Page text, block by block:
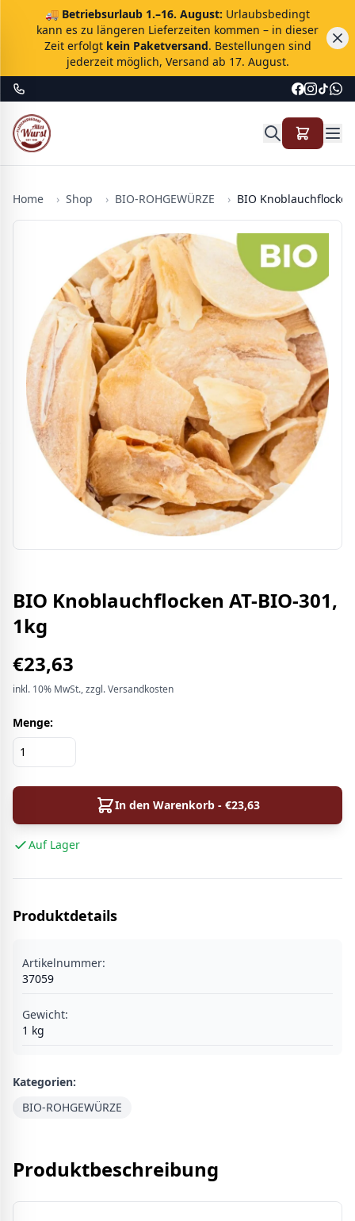
🚚 Betriebsurlaub 1.–16. August: Urlaubsbedingt
kann es zu längeren Lieferzeiten kommen – in dieser
Zeit erfolgt kein Paketversand. Bestellungen sind
jederzeit möglich, Versand ab 17. August.
Home › Shop › BIO-ROHGEWÜRZE › BIO
BIO Knoblauchflocken AT-BIO-301,
1kg
€23,63
inkl. 10% MwSt., zzgl. Versandkosten
Menge:
In den Warenkorb - €23,63
Auf Lager
Produktdetails
Artikelnummer:
37059
Gewicht:
1 kg
Kategorien:
BIO-ROHGEWÜRZE
Produktbeschreibung